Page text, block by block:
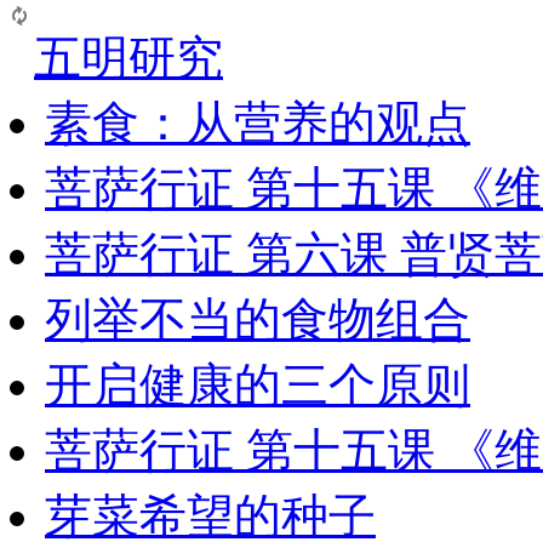
五明研究
素食：从营养的观点
菩萨行证 第十五课 《
菩萨行证 第六课 普贤
列举不当的食物组合
开启健康的三个原则
菩萨行证 第十五课 《
芽菜希望的种子